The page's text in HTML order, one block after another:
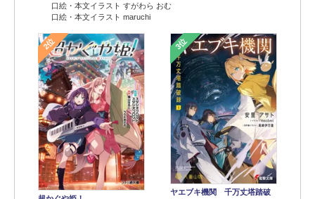
口絵・本文イラスト すがわら おむ
口絵・本文イラスト maruchi
2位 3位
ヤエブキ機関 千万丈塔踏破